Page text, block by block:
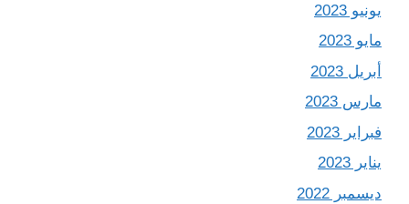
يونيو 2023
مايو 2023
أبريل 2023
مارس 2023
فبراير 2023
يناير 2023
ديسمبر 2022